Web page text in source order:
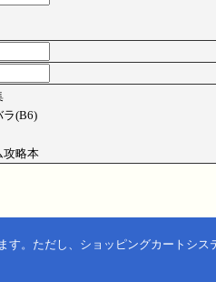
ラ(B6)
攻略本
。ただし、ショッピングカートシス